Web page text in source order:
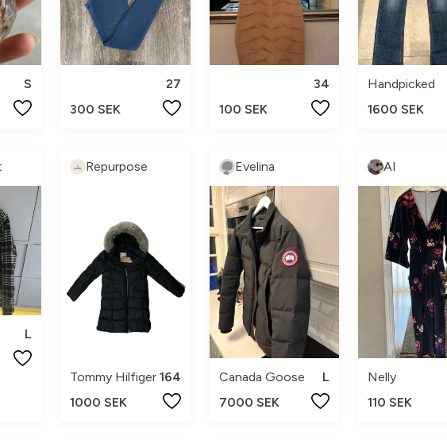
S
27
300 SEK
34
100 SEK
Handpicked
1600 SEK
L
Repurpose
Tommy Hilfiger 164
1000 SEK
Evelina
Canada Goose
L
7000 SEK
AI
Nelly
110 SEK